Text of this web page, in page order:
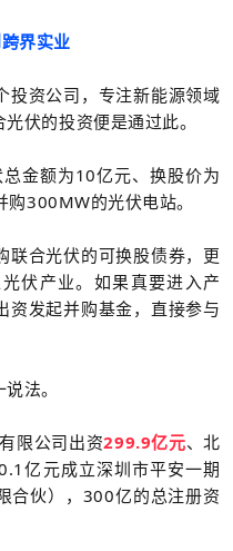
界实业
投资公司，专注新能源领域
伏的投资便是通过此。
金额为10亿元、换股价为
购300MW的光伏电站。
联合光伏的可换股债券，更
伏产业。如果真要进入产
资发起并购基金，直接参与
法。
限公司出资299.9亿元、北
亿元成立深圳市平安一期
合伙），300亿的总注册资